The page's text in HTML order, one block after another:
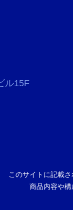
ル15F
このサイトに記載
商品内容や構